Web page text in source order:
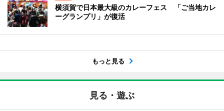
横須賀で日本最大級のカレーフェス 「ご当地カレ
ーグランプリ」が復活
もっと見る
見る・遊ぶ